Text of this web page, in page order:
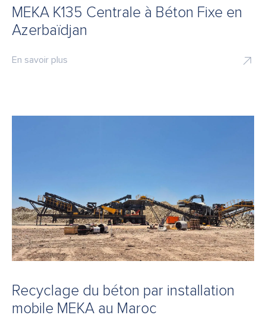
MEKA K135 Centrale à Béton Fixe en
Azerbaïdjan
En savoir plus
Recyclage du béton par installation
mobile MEKA au Maroc